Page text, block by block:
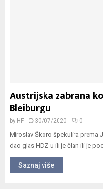
Austrijska zabrana
Bleiburgu
by HF 30/07/2020 0
Miroslav Škoro špekulira
dao glas HDZ-u ili je član ili je
Saznaj više